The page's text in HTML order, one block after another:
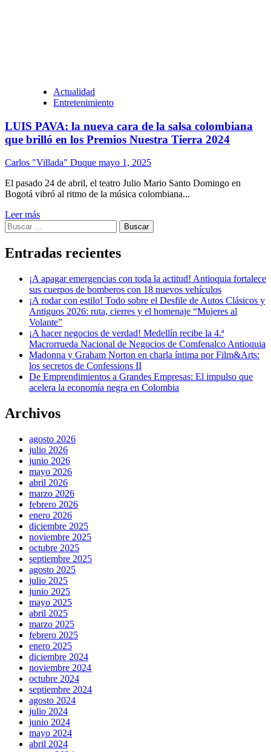
Actualidad
Entretenimiento
LUIS PAVA: la nueva cara de la salsa colombiana
que brilló en los Premios Nuestra Tierra 2024
Carlos "Villada" Duque mayo 1, 2025
El pasado 24 de abril, el teatro Julio Mario Santo Domingo en
Bogotá vibró al ritmo de la música colombiana...
Leer más
Buscar:
Entradas recientes
¡A apagar emergencias con toda la actitud! Antioquia fortalece
sus cuerpos de bomberos con 18 nuevos vehículos
¡A rodar con estilo! Todo sobre el Desfile de Autos Clásicos y
Antiguos 2026: ruta, cierres y el homenaje “Mujeres al
Volante”
¡A hacer negocios de verdad! Medellín recibe la 4.ª
Macrorrueda Nacional de Negocios de Comfenalco Antioquia
Madonna y Graham Norton en charla íntima por Film&Arts:
los secretos de Confessions II
De Emprendimientos a Grandes Empresas: El impulso que
acelera la economía negra en Colombia
Archivos
agosto 2026
julio 2026
junio 2026
mayo 2026
abril 2026
marzo 2026
febrero 2026
enero 2026
diciembre 2025
noviembre 2025
octubre 2025
septiembre 2025
agosto 2025
julio 2025
junio 2025
mayo 2025
abril 2025
marzo 2025
febrero 2025
enero 2025
diciembre 2024
noviembre 2024
octubre 2024
septiembre 2024
agosto 2024
julio 2024
junio 2024
mayo 2024
abril 2024